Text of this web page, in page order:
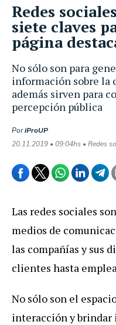
No sólo son para
información sobre la
además sirven para
percepción pública
PoriProUP
20.11.2019 • 09:04hs • Redes
Redes
siete claves
página
Las redes sociales
medios de
las compañías y sus
clientes hasta
No sólo son el
interacción y brindar